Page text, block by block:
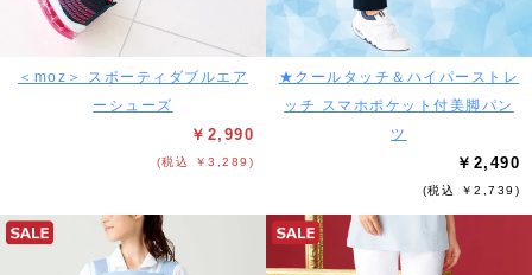
＜moz＞ スポーティダブルエア
ーシューズ
￥2,990
(税込 ￥3,289)
★クールタッチ＆ハイパーストレ
ッチ スマホポケット付美脚パン
ツ
￥2,490
(税込 ￥2,739)